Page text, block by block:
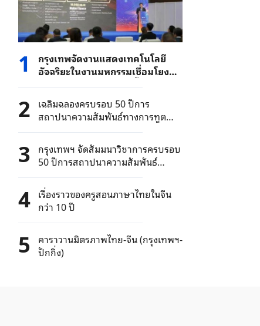
1
กรุงเทพจัดงานแสดงเทคโนโลยี
อัจฉริยะในงานมหกรรมเชื่อมโยง
ธุรกิจชาวจีนโพ้นทะเล ครั้งที่ 2 หนุน
ธุรกิจจีนสู่ตลาดเอเชียตะวันออก
เฉียงใต้
2 เฉลิมฉลองครบรอบ 50 ปีการ
สถาปนาความสัมพันธ์ทางการทูต
ไทย-จีน สร้างประชาคมสุขภาพเพื่อ
มนุษยชาติร่วมกัน
3 กรุงเทพฯ จัดสัมมนาวิชาการครบรอบ
50 ปีการสถาปนาความสัมพันธ์
ทางการทูตระหว่างจีนและไทย
4 เรื่องราวของครูสอนภาษาไทยในจีน
กว่า 10 ปี
5
คาราวานมิตรภาพไทย-จีน (กรุงเทพฯ-
ปักกิ่ง)